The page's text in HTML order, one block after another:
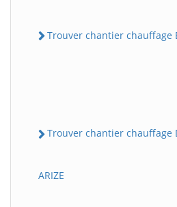
Trouver chantier chauffage
Trouver chantier chauffage
ARIZE